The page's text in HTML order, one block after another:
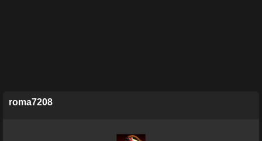
roma7208